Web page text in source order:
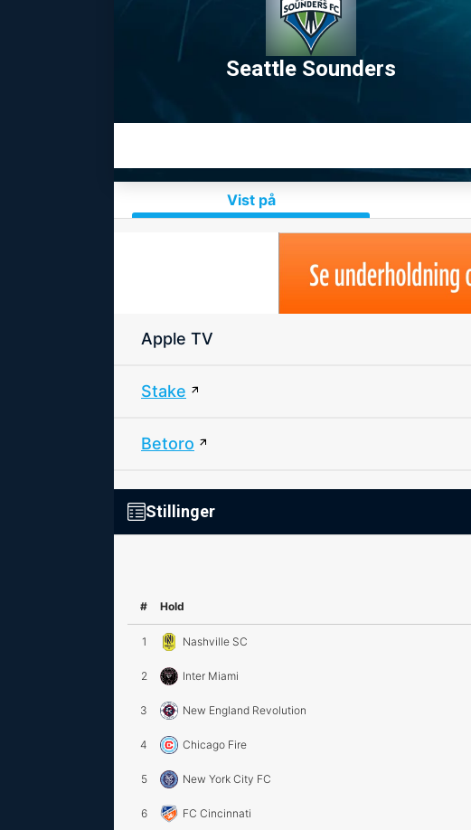
Seattle Sounders
Vist på
Apple TV
Stake
Betoro
Stillinger
# Hold
1 Nashville SC
2 Inter Miami
3 New England Revolution
4 Chicago Fire
5 New York City FC
6 FC Cincinnati